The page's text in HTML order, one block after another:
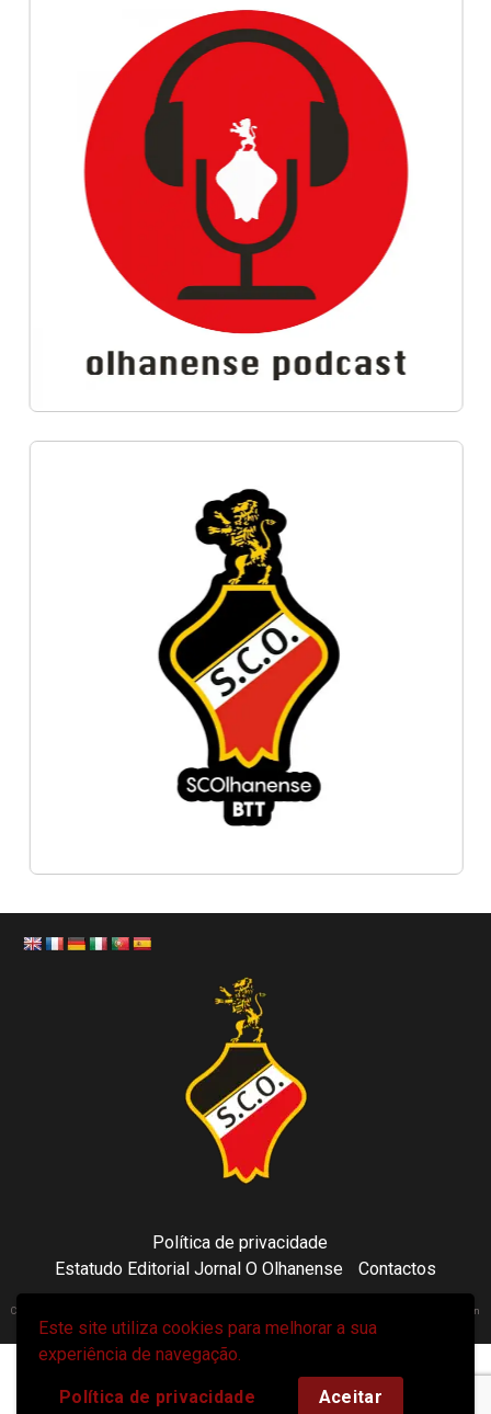
Este site utiliza cookies para melhorar a sua
experiência de navegação.
Política de privacidade Aceitar
Política de privacidade
Estatudo Editorial Jornal O Olhanense
Contactos
Copyright 2021 © Sporting Clube Olhanense - All rights reserved | Adapted by Tecni24.com | Hosted on
ToonsDomain.com |Newspherepor AF themes.